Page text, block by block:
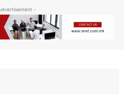
-